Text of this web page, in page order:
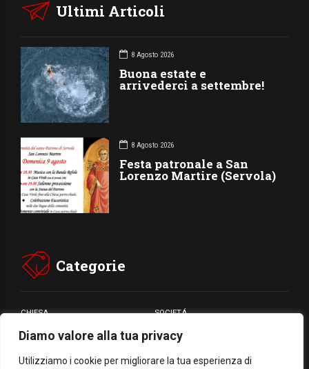
Diamo valore alla tua privacy
Utilizziamo i cookie per migliorare la tua esperienza di
Ultimi Articoli
8 Agosto 2026
Buona estate e
arrivederci a settembre!
8 Agosto 2026
Festa patronale a San
Lorenzo Martire (Servola)
Categorie
CHIESA SOCIETÁ
CARITÁ GIUBILEO
CULTURA MEDIA